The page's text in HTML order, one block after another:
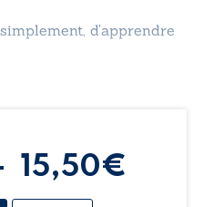
d’apprendre
15,50€